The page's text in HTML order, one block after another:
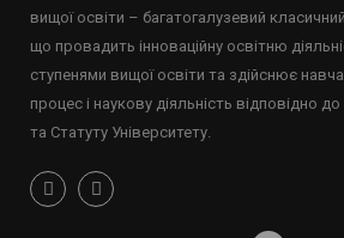
вищої освіти – багатогалузевий
що провадить інноваційну освітню
ступенями вищої освіти та здійснює
процес і наукову діяльність відповідно до
та Статуту Університету.